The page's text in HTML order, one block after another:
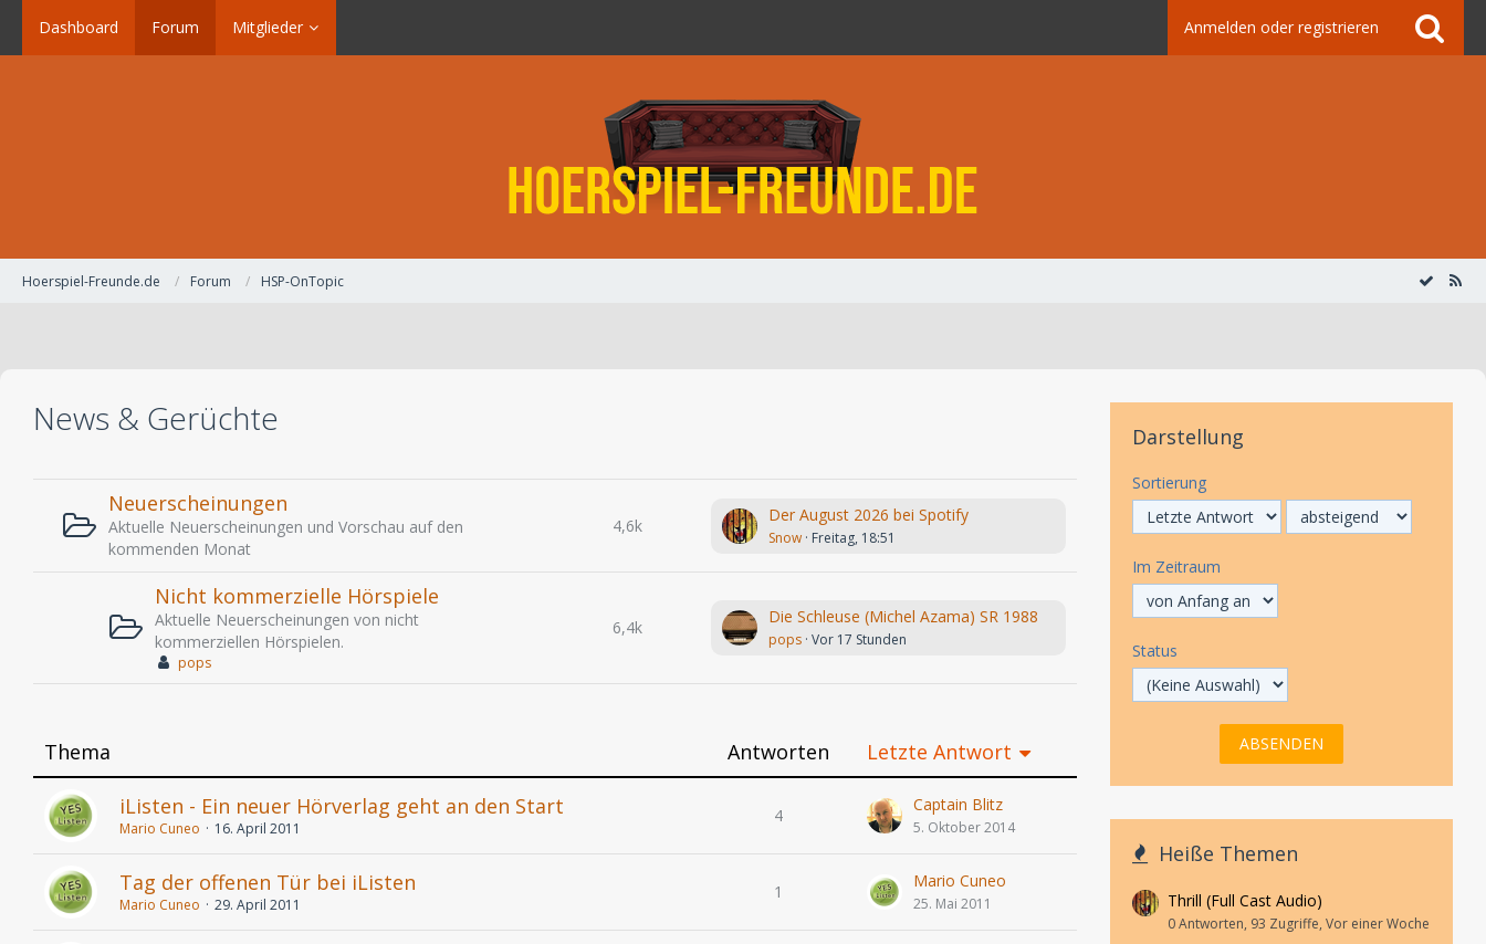
Dashboard Forum Mitglieder Anmelden oder registrieren
Hoerspiel-Freunde.de Forum HSP-OnTopic
News & Gerüchte
Neuerscheinungen
Aktuelle Neuerscheinungen und Vorschau auf den
kommenden Monat
4,6k
Der August 2026 bei Spotify
Snow Freitag, 18:51
Nicht kommerzielle Hörspiele
Aktuelle Neuerscheinungen von nicht
kommerziellen Hörspielen.
pops
6,4k
Die Schleuse (Michel Azama) SR 1988
pops Vor 17 Stunden
Thema Antworten Letzte Antwort
iListen - Ein neuer Hörverlag geht an den Start
Mario Cuneo 16. April 2011
4
Captain Blitz
5. Oktober 2014
Tag der offenen Tür bei iListen
Mario Cuneo 29. April 2011
1
Mario Cuneo
25. Mai 2011
Darstellung
Sortierung
Im Zeitraum
Status
Heiße Themen
Thrill (Full Cast Audio)
0 Antworten, 93 Zugriffe, Vor einer Woche